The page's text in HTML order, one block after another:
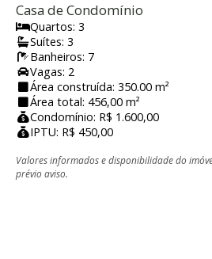
Casa de Condomínio
Quartos: 3
Suítes: 3
Banheiros: 7
Vagas: 2
Área construída: 350.00 m²
Área total: 456,00 m²
Condomínio: R$ 1.600,00
IPTU: R$ 450,00
Valores informados e disponibilidade do
prévio aviso.